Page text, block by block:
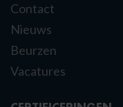
Contact
Nieuws
Beurzen
Vacatures